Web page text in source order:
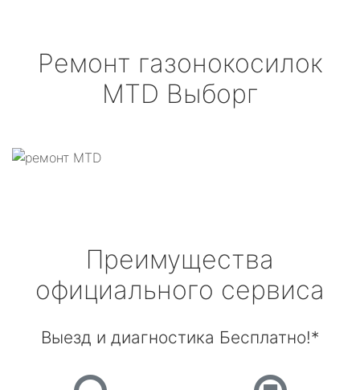
Ремонт газонокосилок
MTD Выборг
Преимущества
официального сервиса
Выезд и диагностика Бесплатно!*